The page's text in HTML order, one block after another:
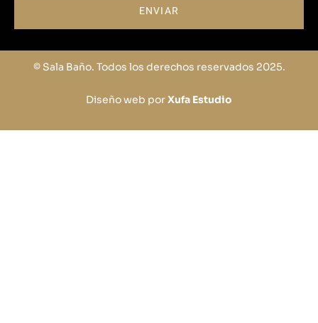
ENVIAR
© Sala Baño. Todos los derechos reservados 2025.
Diseño web porXufa Estudio